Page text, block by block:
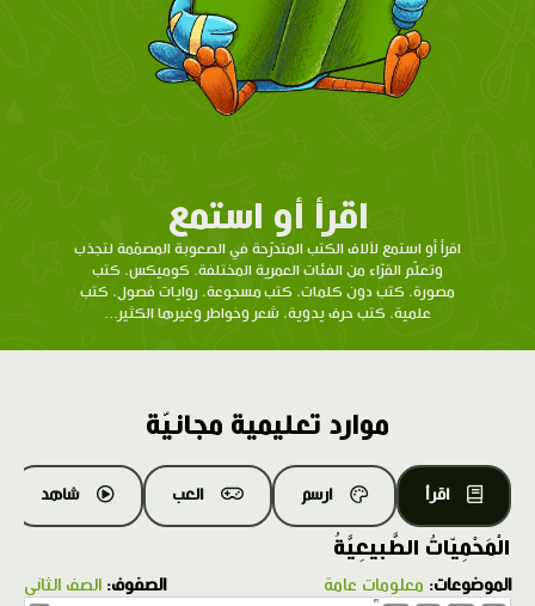
اقرأ أو استمع
اقرأ أو استمع لآلاف الكتب المتدرّحة في الصعوبة المصمّمة لتجذب
وتعلّم القرّاء من الفئات العمرية المختلفة. كوميكس، كتب
مصورة، كتب دون كلمات، كتب مسجوعة، روايات فصول، كتب
علمية، كتب حرف يدوية، شعر وخواطر وغيرها الكثير...
موارد تعليمية مجانيّة
اقرأ ارسم العب شاهد
الْمَحْمِيّاتُ الطَّبيعِيَّةُ
الموضوعات: معلومات عامة الصفوف: الصف الثاني